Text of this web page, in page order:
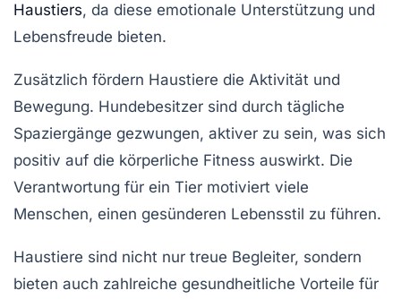
Haustiers, da diese emotionale Unterstützung und
Lebensfreude bieten.
Zusätzlich fördern Haustiere die Aktivität und
Bewegung. Hundebesitzer sind durch tägliche
Spaziergänge gezwungen, aktiver zu sein, was sich
positiv auf die körperliche Fitness auswirkt. Die
Verantwortung für ein Tier motiviert viele
Menschen, einen gesünderen Lebensstil zu führen.
Haustiere sind nicht nur treue Begleiter, sondern
bieten auch zahlreiche gesundheitliche Vorteile für